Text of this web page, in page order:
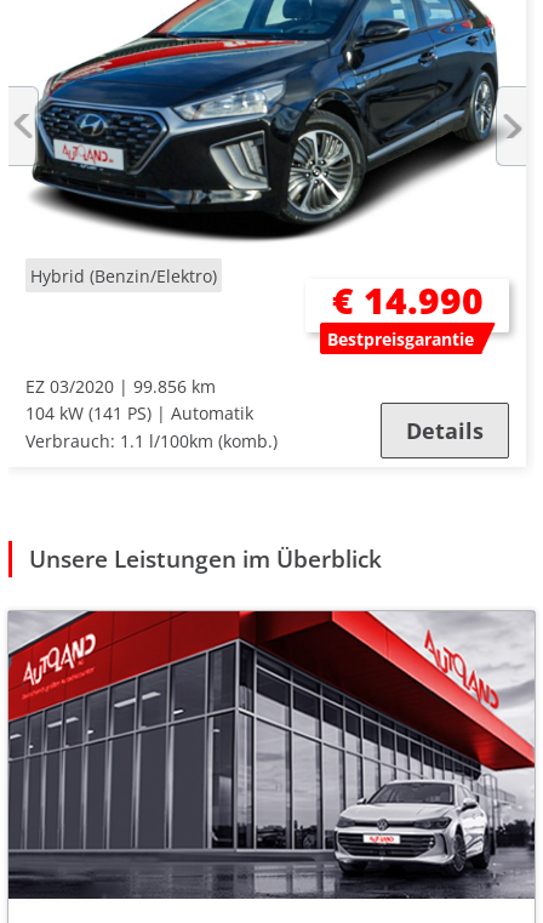
Hybrid (Benzin/Elektro)
€ 14.990
Bestpreisgarantie
EZ 03/2020
99.856 km
104 kW (141 PS)
Automatik
Verbrauch: 1.1 l/100km (komb.) Details
Unsere Leistungen im Überblick